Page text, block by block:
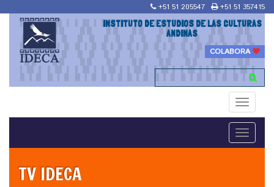
+51 51 205547 +51 51 357415
INSTITUTO DE ESTUDIOS DE LAS CULTURAS
ANDINAS
COLABORA
Toggle
Toggle
TV IDECA